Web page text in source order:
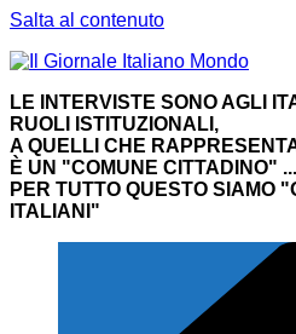
Salta al contenuto
LE INTERVISTE SONO AGLI
RUOLI ISTITUZIONALI,
A QUELLI CHE
È UN "COMUNE CITTADINO" ...
PER TUTTO QUESTO SIAMO
ITALIANI"